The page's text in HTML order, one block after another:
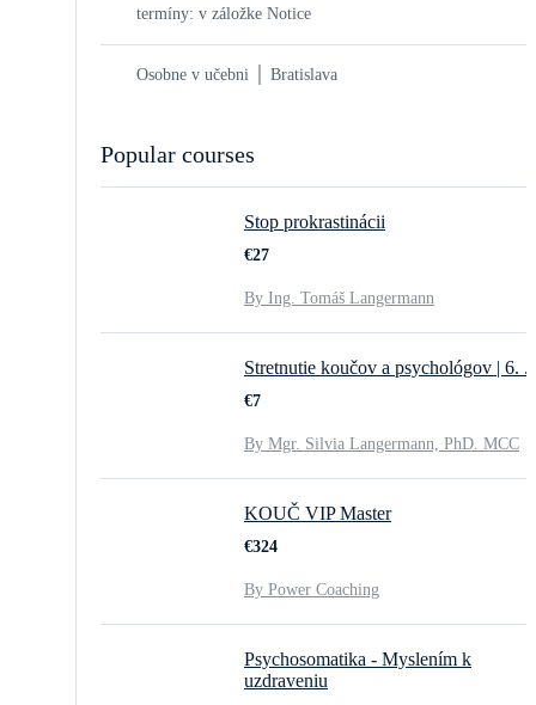
termíny: v záložke Notice
Osobne v učebni │ Bratislava
Popular courses
Stop prokrastinácii
€27
By Ing. Tomáš Langermann
Stretnutie koučov a psychológov | 6.
€7
By Mgr. Silvia Langermann, PhD. MCC
KOUČ VIP Master
€324
By Power Coaching
Psychosomatika - Myslením k
uzdraveniu